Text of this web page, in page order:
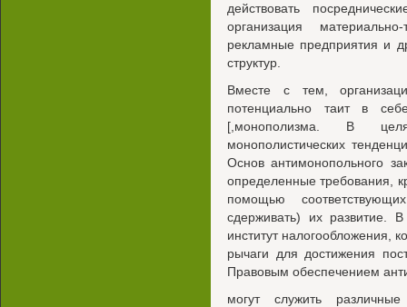
действовать
организация
рекламные предприятия и
структур.
Вместе с тем,
потенциально таит в
[,монополизма. В
монополистических
Основ антимонопольного
определенные требования,
помощью
сдерживать) их развитие.
институт налогообложения,
рычаги для достижения
Правовым обеспечением
могут служить